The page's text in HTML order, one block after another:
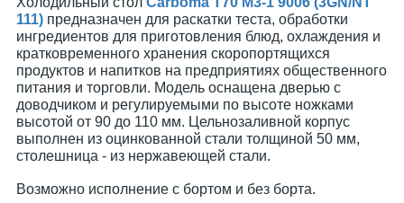
111) предназначен для раскатки теста, обработки
ингредиентов для приготовления блюд, охлаждения и
кратковременного хранения скоропортящихся
продуктов и напитков на предприятиях общественного
питания и торговли. Модель оснащена дверью с
доводчиком и регулируемыми по высоте ножками
высотой от 90 до 110 мм. Цельнозаливной корпус
выполнен из оцинкованной стали толщиной 50 мм,
столешница - из нержавеющей стали.
Возможно исполнение с бортом и без борта.